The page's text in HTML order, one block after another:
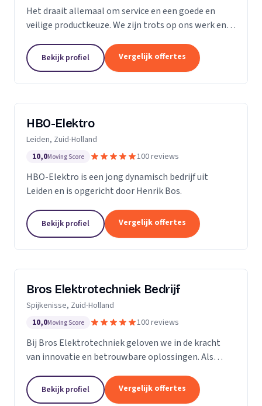
Het draait allemaal om service en een goede en
veilige productkeuze. We zijn trots op ons werk en
dan bij onszelf. We vinden ons werk belangrijk,...
Bekijk profiel Vergelijk offertes
HBO-Elektro
Leiden, Zuid-Holland
10,0Moving Score 100 reviews
HBO-Elektro is een jong dynamisch bedrijf uit
Leiden en is opgericht door Henrik Bos.
Bekijk profiel Vergelijk offertes
Bros Elektrotechniek Bedrijf
Spijkenisse, Zuid-Holland
10,0Moving Score 100 reviews
Bij Bros Elektrotechniek geloven we in de kracht
van innovatie en betrouwbare oplossingen. Als
we al meer dan 25 jaar hoogwaardige diensten aan
onze...
Bekijk profiel Vergelijk offertes